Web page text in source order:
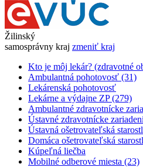
Žilinský
samosprávny kraj zmeniť kraj
Kto je môj lekár? (zdravotné
Ambulantná pohotovosť (31)
Lekárenská pohotovosť
Lekárne a výdajne ZP (279)
Ambulantné zdravotnícke
Ústavné zdravotnícke
Ústavná ošetrovateľská
Domáca ošetrovateľská
Kúpeľná liečba
Mobilné odberové miesta (23)